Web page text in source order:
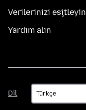
Verilerinizi eşitleyin
Yardım alın
Dil
Dil